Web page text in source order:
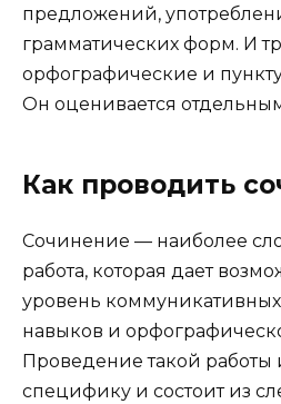
предложений,
грамматических форм. И
орфографические и
Он оценивается
Как проводить
Сочинение — наиболее
работа, которая дает
уровень
навыков и
Проведение такой работы
специфику и состоит из